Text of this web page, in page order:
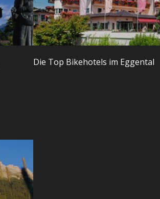
s
Die Top Bikehotels im Eggental